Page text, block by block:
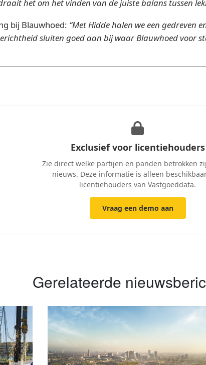
het om het vinden van de juiste balans tussen
bij Blauwhoed: “Met Hidde halen we een gedreven
sluiten goed aan bij waar Blauwhoed voor
Exclusief voor licentiehouders
Zie direct welke partijen en panden betrokken
nieuws. Deze informatie is alleen
licentiehouders van Vastgoeddata.
Vraag een demo aan
Gerelateerde